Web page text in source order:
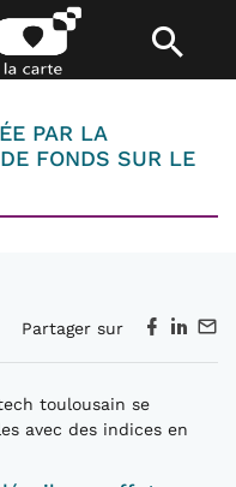
PAR LA
FONDS SUR LE
Partager sur
toulousain se
avec des indices en